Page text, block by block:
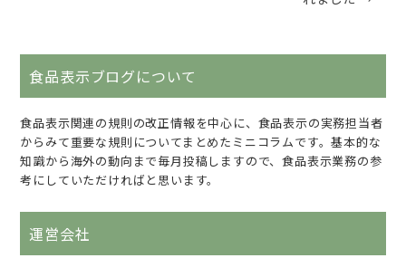
食品表示ブログについて
食品表示関連の規則の改正情報を中心に、食品表示の実務担当者
からみて重要な規則についてまとめたミニコラムです。基本的な
知識から海外の動向まで毎月投稿しますので、食品表示業務の参
考にしていただければと思います。
運営会社